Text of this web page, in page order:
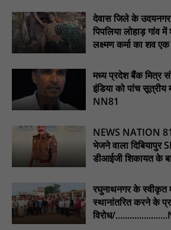
प्रस्तावित कार्यक्रम स्थल की सुरक्षा व्यवस्था एवं
गहनता एवं सूक्ष्मता से निरीक्षण कर सम्बन्धित को
इंदिरा मिनी स्टेडियम में मुख्य समारोह स्थल का
दिए समय-सीमा में तैयारी पूर्ण करने के निर्देश :
₹10 न्यूनतम किराया, ₹2 प्रति किमी दर: सिवनी में
चिरूनी गांव को मिली सड़क की सौगात, डेढ़ किमी
छाई खुशी : NN81
ईदगाह परिसर में वृक्षारोपण कर मनाया गया इमरान
: nn81
देवास जिले के उदयनगर
पिपलिया लोहाड़ गांव
लक्ष्मण कर्मा का शव
मध्य प्रदेश बैंक मित्र
इंडिया को पांच सूत्रीय
NN81
NEWS NATION
भेजने वाला दिबियापुर
डीआईजी शिकायत के
रघुनाथनगर के स्वीकृत
स्थानांतरित करने के
विरोध/